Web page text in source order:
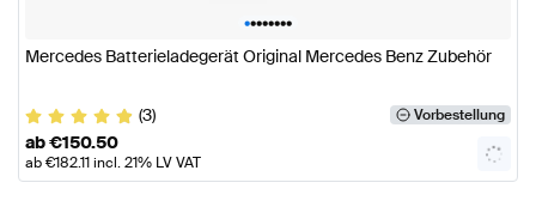
••••••••
Mercedes Batterieladegerät Original Mercedes Benz Zubehör
(3) Vorbestellung
ab€150.50
ab€182.11incl. 21% LV VAT